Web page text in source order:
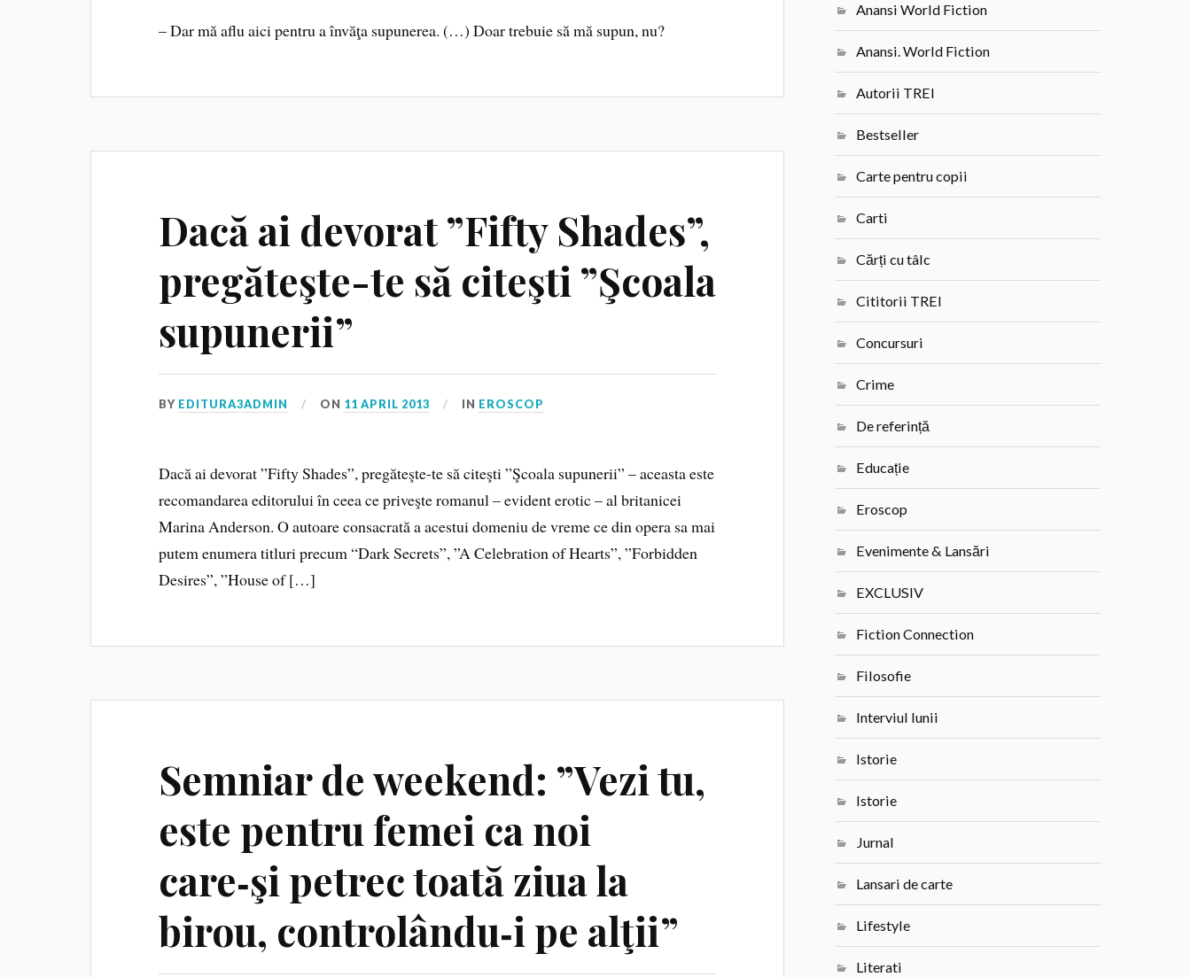
– Dar mă aflu aici pentru a învăţa supunerea. (…) Doar trebuie să mă supun, nu?
Dacă ai devorat ”Fifty Shades”,
pregăteşte-te să citeşti ”Şcoala
supunerii”
BY EDITURA3ADMIN ON 11 APRIL 2013 IN EROSCOP
Dacă ai devorat ”Fifty Shades”, pregăteşte-te să citeşti ”Şcoala supunerii” – aceasta este
recomandarea editorului în ceea ce priveşte romanul – evident erotic – al britanicei
Marina Anderson. O autoare consacrată a acestui domeniu de vreme ce din opera sa mai
putem enumera titluri precum “Dark Secrets”, ”A Celebration of Hearts”, ”Forbidden
Desires”, ”House of […]
Semniar de weekend: ”Vezi tu,
este pentru femei ca noi
care‑şi petrec toată ziua la
birou, controlându‑i pe alţii”
Anansi World Fiction
Anansi. World Fiction
Autorii TREI
Bestseller
Carte pentru copii
Carti
Cărți cu tâlc
Cititorii TREI
Concursuri
Crime
De referință
Educație
Eroscop
Evenimente & Lansări
EXCLUSIV
Fiction Connection
Filosofie
Interviul lunii
Istorie
Istorie
Jurnal
Lansari de carte
Lifestyle
Literati